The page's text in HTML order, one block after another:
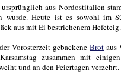
aus Nordostitalien
wurde. Heute ist es sowohl im
aus mit Ei bestrichenem Hefeteig.
Vorosterzeit gebackene Brot aus
zusammen mit
und an den Feiertagen verzehrt.